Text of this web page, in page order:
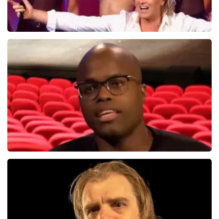
Hans Klok
314+ reviews
BEKIJKEN
Jandino Asporaat
499+reviews
BEKIJKEN